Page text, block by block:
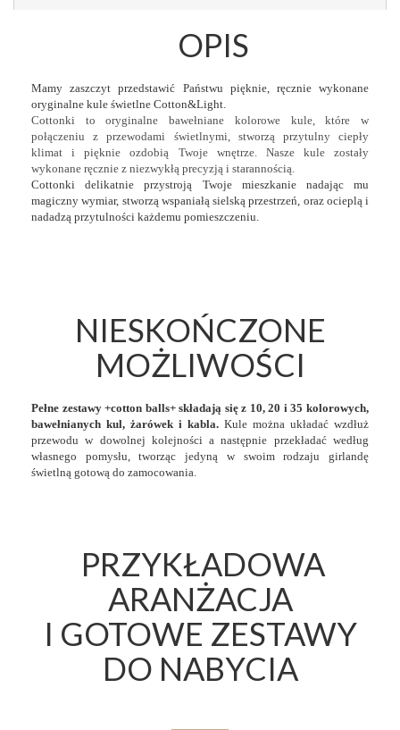
OPIS
Mamy zaszczyt przedstawić Państwu pięknie, ręcznie wykonane
oryginalne kule świetlne Cotton&Light.
Cottonki to oryginalne bawełniane kolorowe kule, które w
połączeniu z przewodami świetlnymi, stworzą przytulny ciepły
klimat i pięknie ozdobią Twoje wnętrze. Nasze kule zostały
wykonane ręcznie z niezwykłą precyzją i starannością.
Cottonki delikatnie przystroją Twoje mieszkanie nadając mu
magiczny wymiar, stworzą wspaniałą sielską przestrzeń, oraz ocieplą i
nadadzą przytulności każdemu pomieszczeniu.
NIESKOŃCZONE
MOŻLIWOŚCI
Pełne zestawy +cotton balls+ składają się z 10, 20 i 35 kolorowych,
bawełnianych kul, żarówek i kabla. Kule można układać wzdłuż
przewodu w dowolnej kolejności a następnie przekładać według
własnego pomysłu, tworząc jedyną w swoim rodzaju girlandę
świetlną gotową do zamocowania.
PRZYKŁADOWA
ARANŻACJA
I GOTOWE ZESTAWY
DO NABYCIA